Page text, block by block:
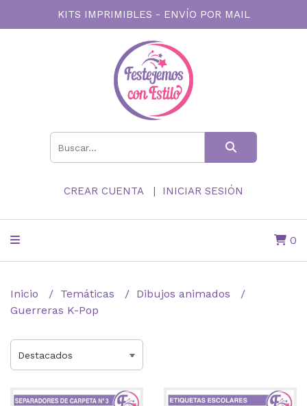
KITS IMPRIMIBLES - ENVÍO POR MAIL
CREAR CUENTA INICIAR SESIÓN
0
Inicio Temáticas
Dibujos animados
Guerreras K-Pop